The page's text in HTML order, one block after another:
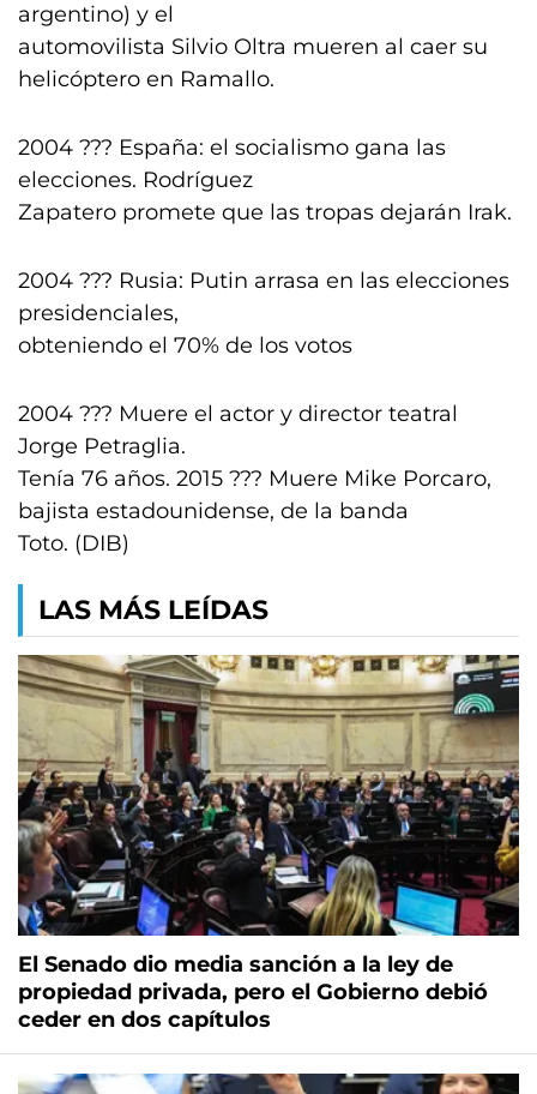
argentino) y el
automovilista Silvio Oltra mueren al caer su
helicóptero en Ramallo.
2004 ??? España: el socialismo gana las
elecciones. Rodríguez
Zapatero promete que las tropas dejarán Irak.
2004 ??? Rusia: Putin arrasa en las elecciones
presidenciales,
obteniendo el 70% de los votos
2004 ??? Muere el actor y director teatral
Jorge Petraglia.
Tenía 76 años. 2015 ??? Muere Mike Porcaro,
bajista estadounidense, de la banda
Toto. (DIB)
LAS MÁS LEÍDAS
El Senado dio media sanción a la ley de
propiedad privada, pero el Gobierno debió
ceder en dos capítulos